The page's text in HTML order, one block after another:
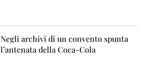
Negli archivi di un convento spunta
l’antenata della Coca-Cola